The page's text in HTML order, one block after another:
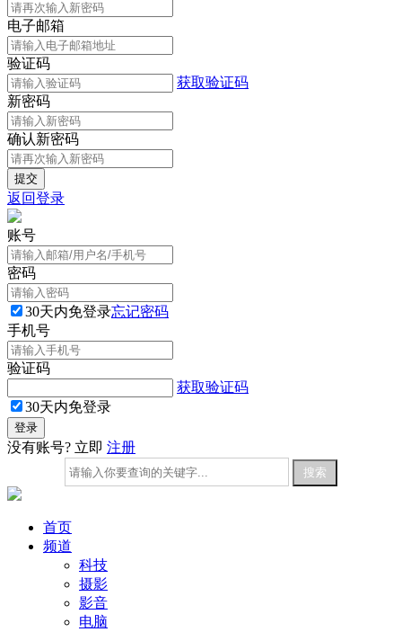
电子邮箱
验证码
获取验证码
新密码
确认新密码
返回登录
账号
密码
30天内免登录忘记密码
手机号
验证码
获取验证码
30天内免登录
没有账号? 立即 注册
首页
频道
科技
摄影
影音
电脑